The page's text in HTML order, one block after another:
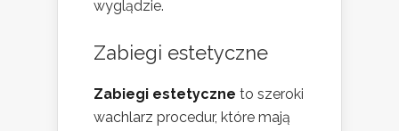
wyglądzie.
Zabiegi estetyczne
Zabiegi estetyczne to szeroki
wachlarz procedur, które mają